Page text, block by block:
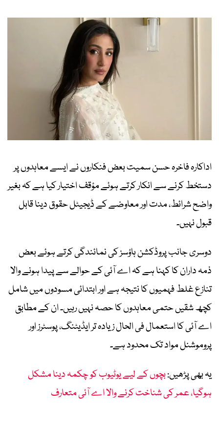
اداکارہ فاخرہ حسن سمیت بعض فنکاروں نے ایسے معاہدوں پر
دستخط کرنے سے انکار کرتے ہوئے مؤقف اختیار کیا ہے کہ بغیر
واضح شرائط، مدت اور معاوضے کے ڈیجیٹل حقوق دینا قابل
قبول نہیں۔
دوسری جانب پروڈکشن ہاؤسز کی نمائندگی کرتے ہوئے بعض
ذمہ داران کا کہنا ہے کہ اے آئی کے حوالے سے پیدا ہونے والا
تنازع غلط فہمیوں کا نتیجہ ہے اور ابتدائی مسودوں میں شامل
کچھ شقیں حتمی معاہدوں کا حصہ نہیں رہیں۔ ان کے مطابق
اے آئی کا استعمال فی الحال زیادہ تر ایڈیٹنگ، پوسٹرز اور
پروموشنل مواد تک محدود ہے۔
یہ بھی پڑھیں:بچوں کے لیے یوٹیوب کو چکمہ دینا مشکل
ہوگیا، عمر کی شناخت کرنے والا اے آئی متعارف